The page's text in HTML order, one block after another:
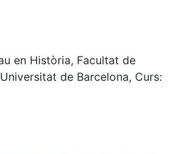
subsegüent,
d'aquesta i les que podria
d'un país
espanyola
en Història, Facultat de
de Barcelona, Curs: